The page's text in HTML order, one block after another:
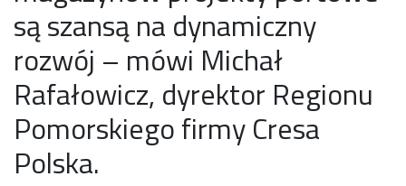
są szansą na dynamiczny
rozwój – mówi Michał
Rafałowicz, dyrektor Regionu
Pomorskiego firmy Cresa
Polska.